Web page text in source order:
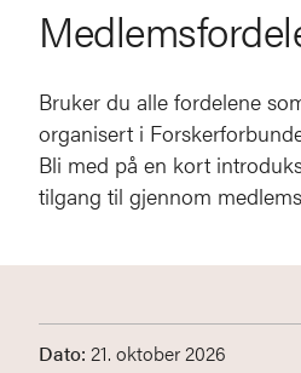
Bruker du alle fordelene
organisert i
Bli med på en kort
tilgang til gjennom
Dato: 21. oktober 2026